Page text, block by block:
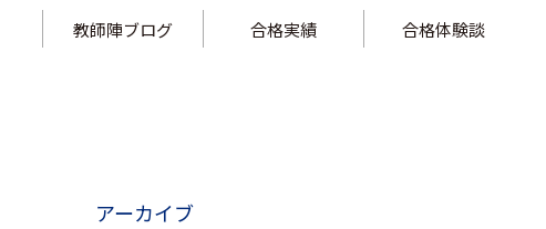
教師陣ブログ 合格実績 合格体験談
アーカイブ